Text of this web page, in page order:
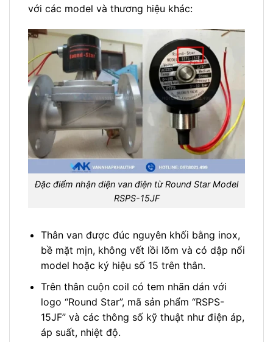
với các model và thương hiệu khác:
Đặc điểm nhận diện van điện từ Round Star Model
RSPS-15JF
Thân van được đúc nguyên khối bằng inox,
bề mặt mịn, không vết lồi lõm và có dập nổi
model hoặc ký hiệu số 15 trên thân.
Trên thân cuộn coil có tem nhãn dán với
logo “Round Star”, mã sản phẩm “RSPS-
15JF” và các thông số kỹ thuật như điện áp,
áp suất, nhiệt độ.